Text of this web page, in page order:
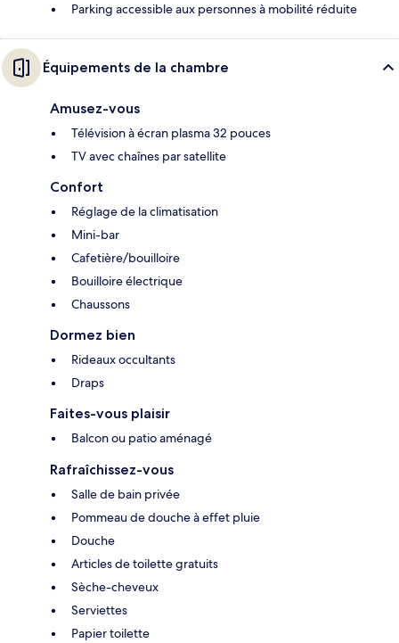
Parking accessible aux personnes à mobilité réduite
Équipements de la chambre
Amusez-vous
Télévision à écran plasma 32 pouces
TV avec chaînes par satellite
Confort
Réglage de la climatisation
Mini-bar
Cafetière/bouilloire
Bouilloire électrique
Chaussons
Dormez bien
Rideaux occultants
Draps
Faites-vous plaisir
Balcon ou patio aménagé
Rafraîchissez-vous
Salle de bain privée
Pommeau de douche à effet pluie
Douche
Articles de toilette gratuits
Sèche-cheveux
Serviettes
Papier toilette